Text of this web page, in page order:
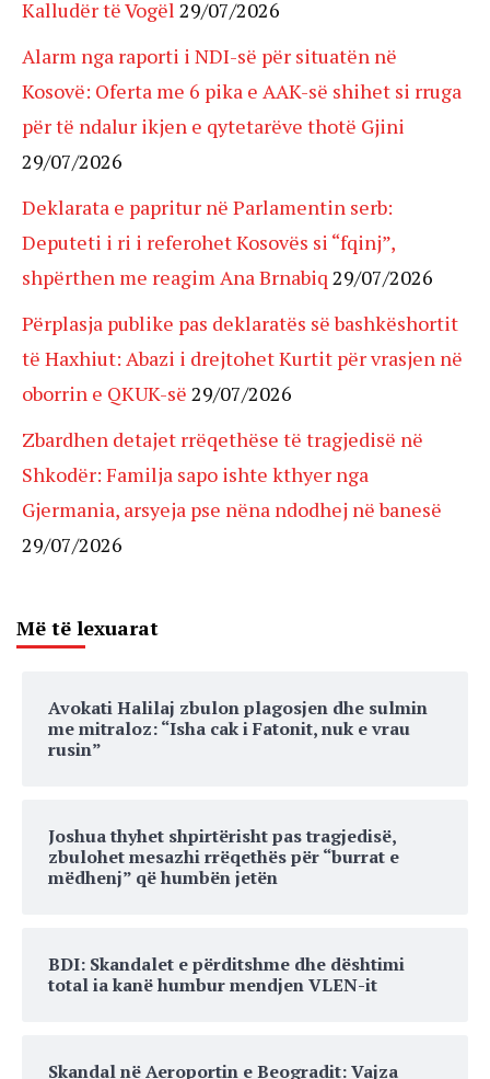
Kalludër të Vogël 29/07/2026
Alarm nga raporti i NDI-së për situatën në
Kosovë: Oferta me 6 pika e AAK-së shihet si rruga
për të ndalur ikjen e qytetarëve thotë Gjini
29/07/2026
Deklarata e papritur në Parlamentin serb:
Deputeti i ri i referohet Kosovës si “fqinj”,
shpërthen me reagim Ana Brnabiq 29/07/2026
Përplasja publike pas deklaratës së bashkëshortit
të Haxhiut: Abazi i drejtohet Kurtit për vrasjen në
oborrin e QKUK-së 29/07/2026
Zbardhen detajet rrëqethëse të tragjedisë në
Shkodër: Familja sapo ishte kthyer nga
Gjermania, arsyeja pse nëna ndodhej në banesë
29/07/2026
Më të lexuarat
Avokati Halilaj zbulon plagosjen dhe sulmin
me mitraloz: “Isha cak i Fatonit, nuk e vrau
rusin”
Joshua thyhet shpirtërisht pas tragjedisë,
zbulohet mesazhi rrëqethës për “burrat e
mëdhenj” që humbën jetën
BDI: Skandalet e përditshme dhe dështimi
total ia kanë humbur mendjen VLEN-it
Skandal në Aeroportin e Beogradit: Vajza